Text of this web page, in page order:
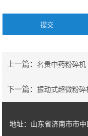
上一篇： 名贵中药粉碎机
下一篇：振动式超微粉
地址：山东省济南市市